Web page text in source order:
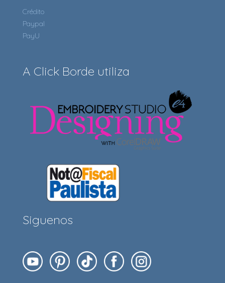
Crédito
Paypal
PayU
A Click Borde utiliza
Siguenos